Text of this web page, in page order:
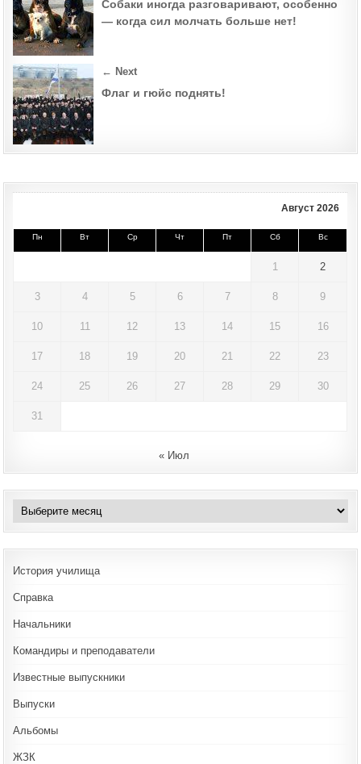
navigationСобаки иногда разговаривают, особенно
— когда сил молчать больше нет!
← Next
Флаг и гюйс поднять!
Август 2026
Пн Вт Ср Чт Пт Сб Вс
1 2
3 4 5 6 7 8 9
10 11 12 13 14 15 16
17 18 19 20 21 22 23
24 25 26 27 28 29 30
31
« Июл
Архивы
История училища
Справка
Начальники
Командиры и преподаватели
Известные выпускники
Выпуски
Альбомы
ЖЗК